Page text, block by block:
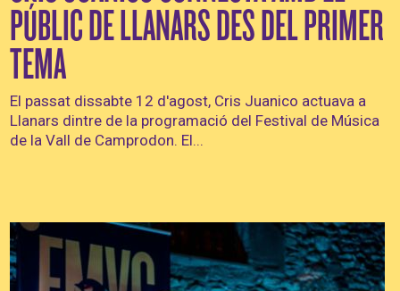
PÚBLIC DE LLANARS DES DEL PRIMER
TEMA
El passat dissabte 12 d'agost, Cris Juanico actuava a
Llanars dintre de la programació del Festival de Música
de la Vall de Camprodon. El...